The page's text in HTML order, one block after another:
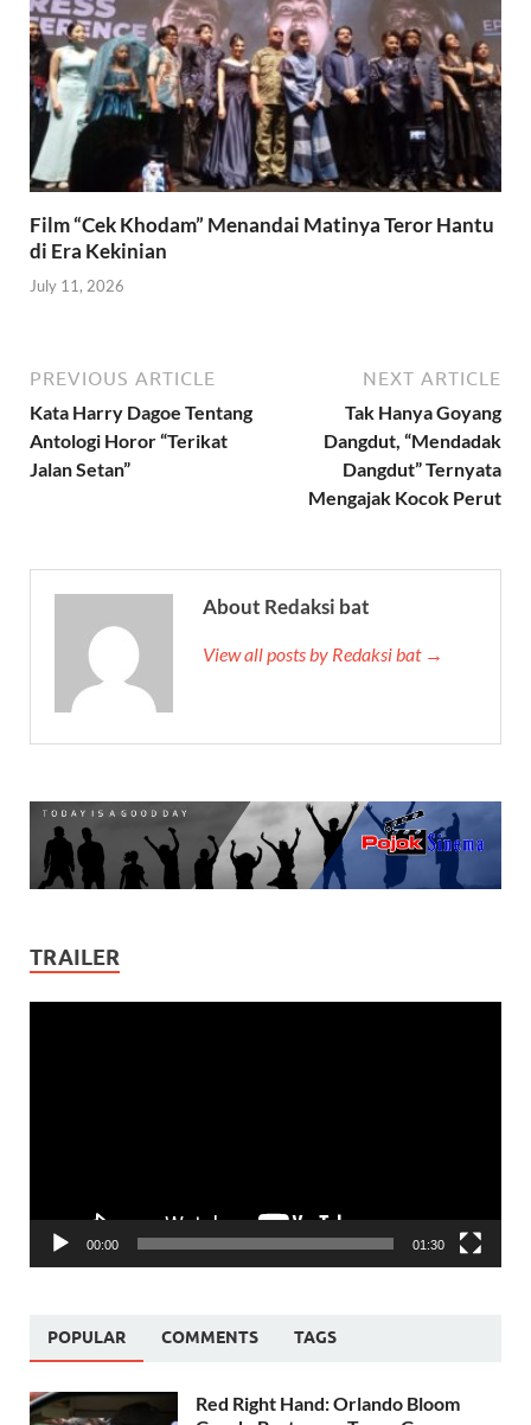
Film “Cek Khodam” Menandai Matinya Teror Hantu
di Era Kekinian
July 11, 2026
PREVIOUS ARTICLE
Kata Harry Dagoe Tentang
Antologi Horor “Terikat
Jalan Setan”
NEXT ARTICLE
Tak Hanya Goyang
Dangdut, “Mendadak
Dangdut” Ternyata
Mengajak Kocok Perut
About Redaksi bat
View all posts by Redaksi bat →
TRAILER
00:00 01:30
POPULAR COMMENTS TAGS
Red Right Hand: Orlando Bloom